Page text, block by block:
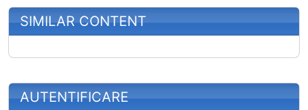
SIMILAR CONTENT
More content and functionality
AUTENTIFICARE